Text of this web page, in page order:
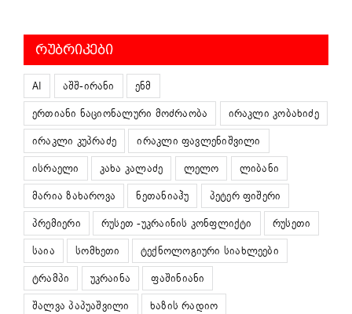
ᲠᲣᲑᲠᲘᲙᲔᲑᲘ
AI აშშ-ირანი
ენმ
ერთიანი ნაციონალური მოძრაობა
ირაკლი კობახიძე
ირაკლი კუპრაძე
ირაკლი ფავლენიშვილი
ისრაელი
კახა კალაძე ლელო
ლიბანი
მარია ზახაროვა
ნეთანიაჰუ
პეტერ ფიშერი
პრემიერი
რუსეთ -უკრაინის კონფლიქტი
რუსეთი
საია
სომხეთი
ტექნოლოგიური სიახლეები
ტრამპი
უკრაინა
ფაშინიანი
შალვა პაპუაშვილი
ხაზის რადიო